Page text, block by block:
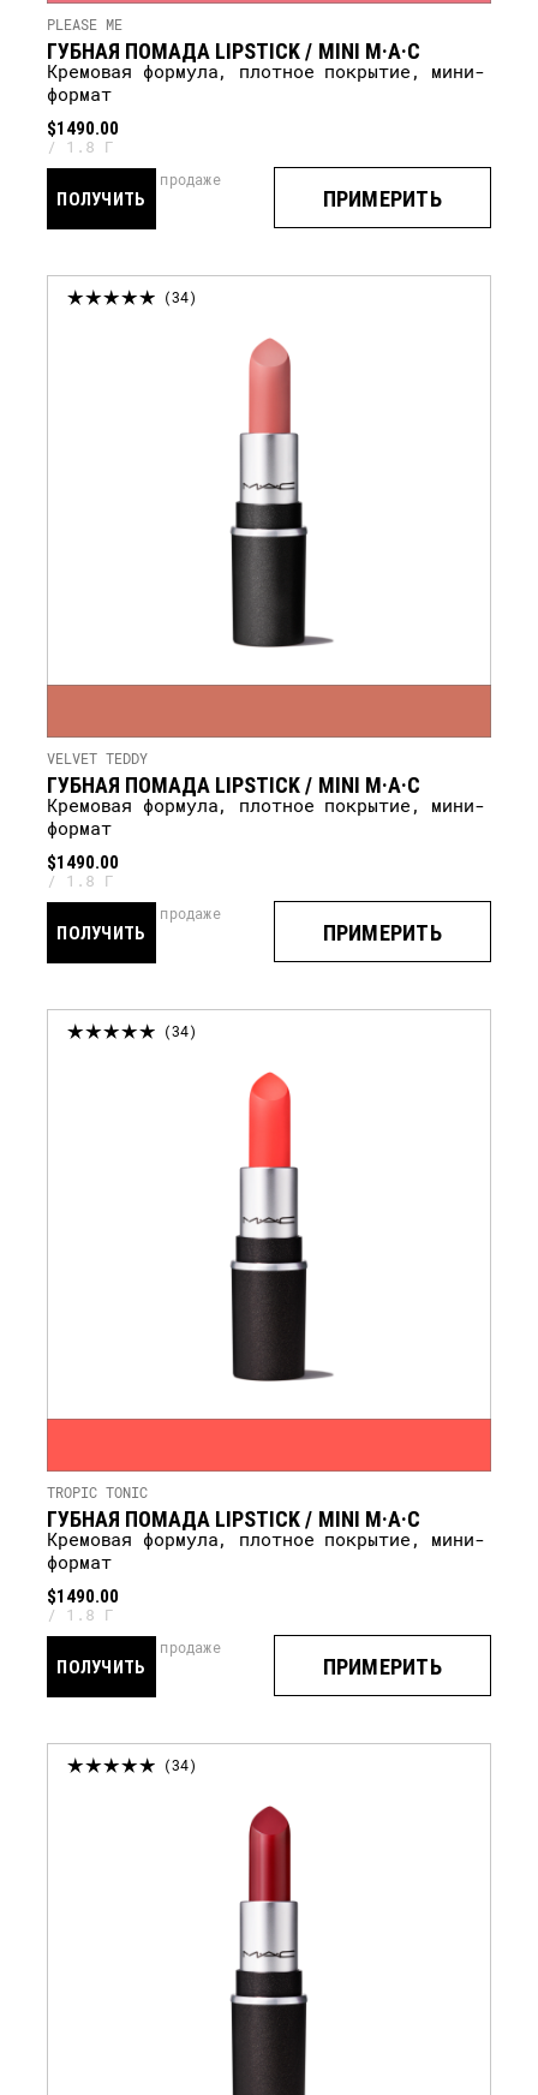
PLEASE ME
ГУБНАЯ ПОМАДА LIPSTICK / MINI M·A·C
кремовая формула, плотное покрытие, мини-
формат
$1490.00
1.8 Г
ПРИМЕРИТЬ
ПОЛУЧИТЬ
скоро в продаже
34
VELVET TEDDY
ГУБНАЯ ПОМАДА LIPSTICK / MINI M·A·C
кремовая формула, плотное покрытие, мини-
формат
$1490.00
1.8 Г
ПРИМЕРИТЬ
ПОЛУЧИТЬ
скоро в продаже
34
TROPIC TONIC
ГУБНАЯ ПОМАДА LIPSTICK / MINI M·A·C
кремовая формула, плотное покрытие, мини-
формат
$1490.00
1.8 Г
ПРИМЕРИТЬ
ПОЛУЧИТЬ
скоро в продаже
34